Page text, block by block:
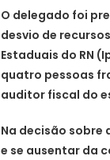
O delegado foi
desvio de
Estaduais do RN
quatro pessoas
auditor fiscal do
Na decisão sobre
e se ausentar da